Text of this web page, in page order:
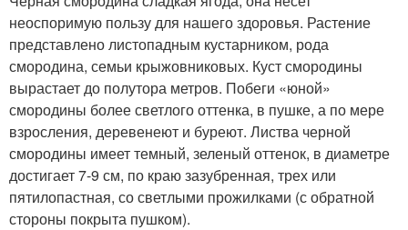
неоспоримую пользу для нашего здоровья. Растение
представлено листопадным кустарником, рода
смородина, семьи крыжовниковых. Куст смородины
вырастает до полутора метров. Побеги «юной»
смородины более светлого оттенка, в пушке, а по мере
взросления, деревенеют и буреют. Листва черной
смородины имеет темный, зеленый оттенок, в диаметре
достигает 7-9 см, по краю зазубренная, трех или
пятилопастная, со светлыми прожилками (с обратной
стороны покрыта пушком).